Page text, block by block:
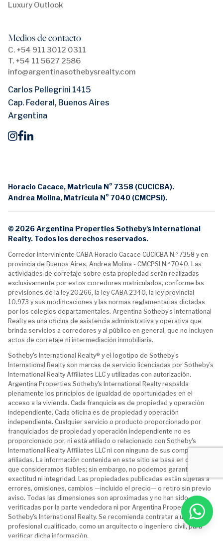
Luxury Outlook
Medios de contacto
C. +54 911 3012 0311
T. +54 11 5627 2586
info@argentinasothebysrealty.com
Carlos Pellegrini 1415
Cap. Federal, Buenos Aires
Argentina
Horacio Cacace, Matrícula N° 7358 (CUCICBA).
Andrea Molina, Matrícula N° 7040 (CMCPSI).
© 2026 Argentina Properties Sotheby's International
Realty. Todos los derechos reservados.
Corredor interviniente CABA Horacio Cacace CUCICBA N.º 7358 y en
provincia de Buenos Aires, Andrea Molina - CMCPSI N.º 7040. Las
actividades de corretaje sobre esta propiedad serán realizadas
exclusivamente por estos corredores matriculados, conforme las
previsiones de la ley 20.266, la ley CABA 2340, la ley provincial
10.973 y sus modificaciones y las normas reglamentarias dictadas
por los colegios departamentales. Argentina Sotheby's International
Realty es una oficina de asistencia administrativa y operativa que
brinda servicios a corredores y al público en general, que no incluyen
actos de corretaje ni intermediación inmobiliaria.
Sotheby's International Realty® y el logotipo de Sotheby's
International Realty son marcas de servicio licenciadas por Sotheby's
International Realty Affiliates LLC y utilizadas con autorización.
Argentina Properties Sotheby's International Realty respalda
plenamente los principios de igualdad de oportunidades en el
acceso a la vivienda. Cada franquicia es de propiedad y operación
independiente. Cada oficina es de propiedad y operación
independiente. Cualquier servicio o producto proporcionado por
franquiciados de propiedad y operación independiente no es
proporcionado por, ni está afiliado o relacionado con Sotheby's
International Realty Affiliates LLC ni con ninguna de sus compañías
afiliadas. La información contenida en este sitio se basa en datos
que consideramos fiables; sin embargo, no podemos garantizar su
exactitud ni integridad. Las propiedades publicadas están sujetas a
errores, omisiones, cambios —incluido el precio— o retiro sin previo
aviso. Todas las dimensiones son aproximadas y no han sido
verificadas por la parte vendedora ni por Argentina Properties
Sotheby's International Realty. Se recomienda contratar a un
profesional cualificado, como un arquitecto o ingeniero civil, para
verificar dicha información.